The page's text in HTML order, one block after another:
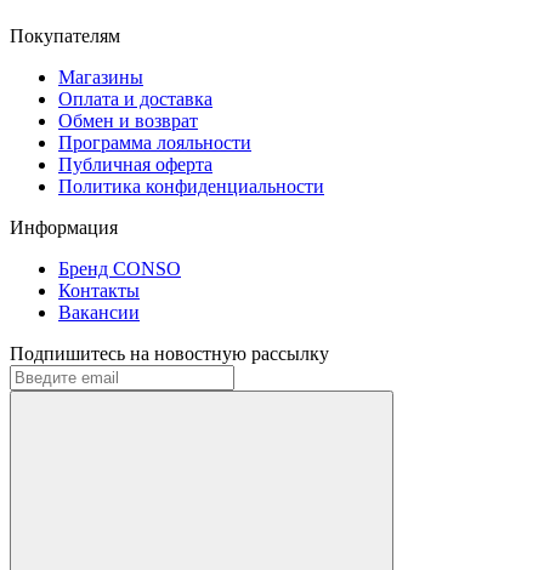
Покупателям
Магазины
Оплата и доставка
Обмен и возврат
Программа лояльности
Публичная оферта
Политика конфиденциальности
Информация
Бренд CONSO
Контакты
Вакансии
Подпишитесь на новостную рассылку